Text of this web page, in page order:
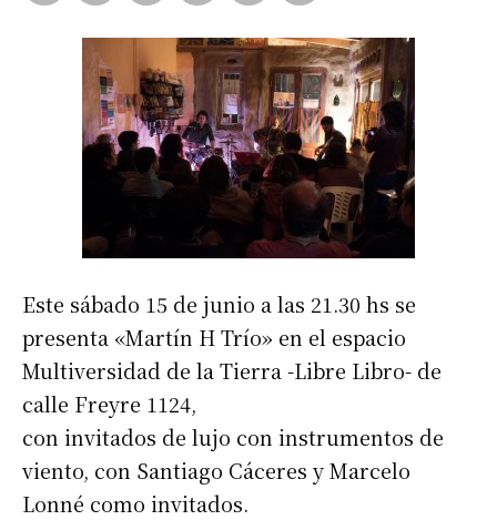
Este sábado 15 de junio a las 21.30 hs se
presenta «Martín H Trío» en el espacio
Multiversidad de la Tierra -Libre Libro- de
calle Freyre 1124,
con invitados de lujo con instrumentos de
viento, con Santiago Cáceres y Marcelo
Lonné como invitados.